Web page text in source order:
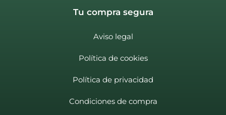
Tu compra segura
Aviso legal
Política de cookies
Política de privacidad
Condiciones de compra